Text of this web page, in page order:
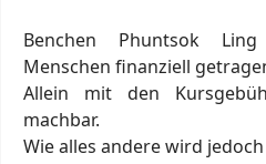
Benchen Phuntsok
Menschen finanziell
Allein mit den
machbar.
Wie alles andere wird